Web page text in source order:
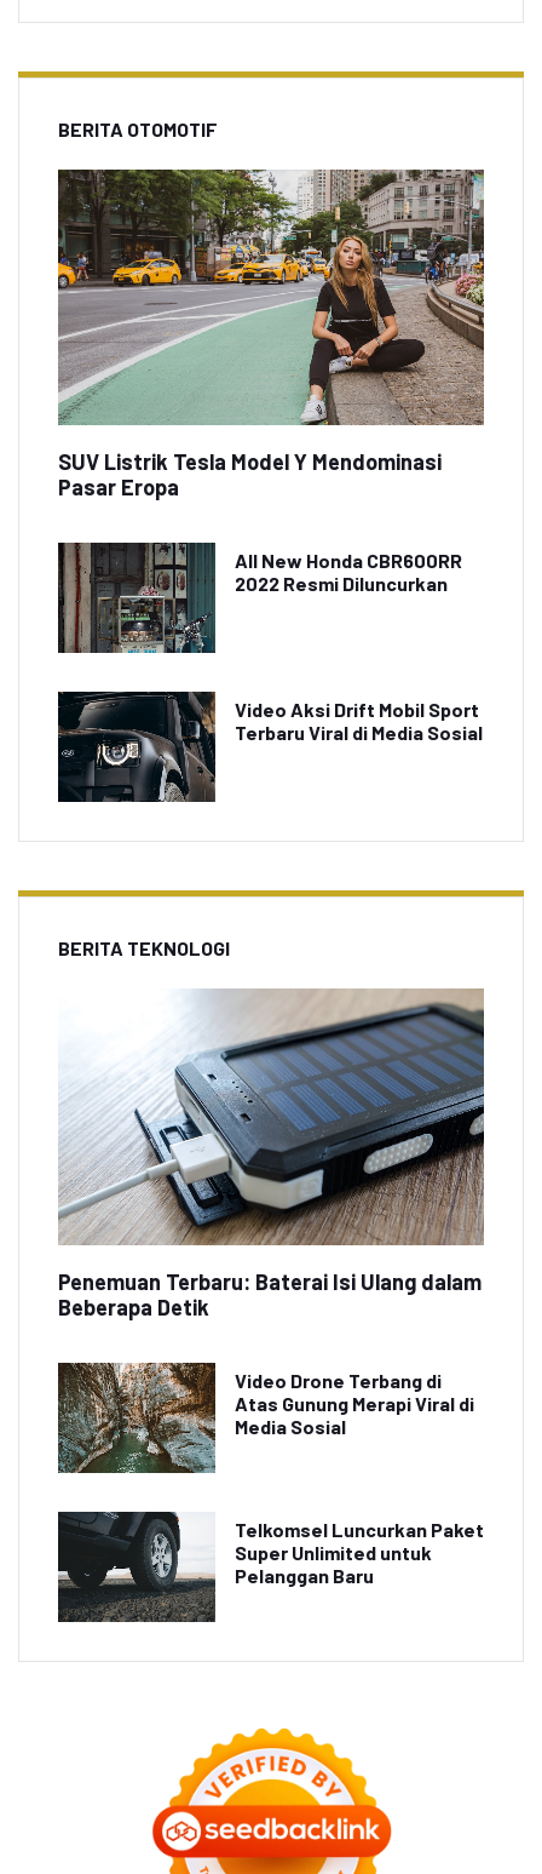
BERITA OTOMOTIF
SUV Listrik Tesla Model Y Mendominasi
Pasar Eropa
All New Honda CBR600RR
2022 Resmi Diluncurkan
Video Aksi Drift Mobil Sport
Terbaru Viral di Media Sosial
BERITA TEKNOLOGI
Penemuan Terbaru: Baterai Isi Ulang dalam
Beberapa Detik
Video Drone Terbang di
Atas Gunung Merapi Viral di
Media Sosial
Telkomsel Luncurkan Paket
Super Unlimited untuk
Pelanggan Baru